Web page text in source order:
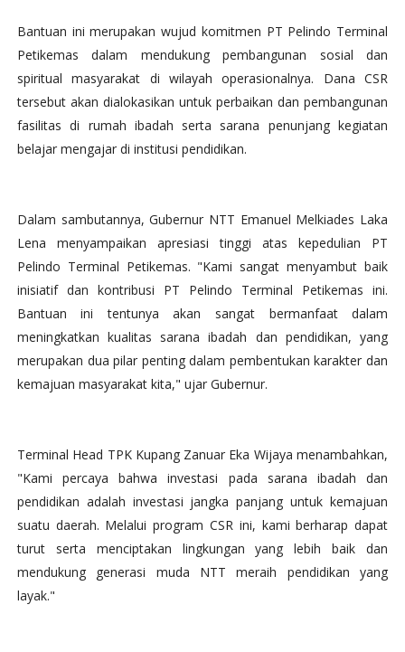
Bantuan ini merupakan wujud komitmen PT Pelindo Terminal
Petikemas dalam mendukung pembangunan sosial dan
spiritual masyarakat di wilayah operasionalnya. Dana CSR
tersebut akan dialokasikan untuk perbaikan dan pembangunan
fasilitas di rumah ibadah serta sarana penunjang kegiatan
belajar mengajar di institusi pendidikan.
Dalam sambutannya, Gubernur NTT Emanuel Melkiades Laka
Lena menyampaikan apresiasi tinggi atas kepedulian PT
Pelindo Terminal Petikemas. "Kami sangat menyambut baik
inisiatif dan kontribusi PT Pelindo Terminal Petikemas ini.
Bantuan ini tentunya akan sangat bermanfaat dalam
meningkatkan kualitas sarana ibadah dan pendidikan, yang
merupakan dua pilar penting dalam pembentukan karakter dan
kemajuan masyarakat kita," ujar Gubernur.
Terminal Head TPK Kupang Zanuar Eka Wijaya menambahkan,
"Kami percaya bahwa investasi pada sarana ibadah dan
pendidikan adalah investasi jangka panjang untuk kemajuan
suatu daerah. Melalui program CSR ini, kami berharap dapat
turut serta menciptakan lingkungan yang lebih baik dan
mendukung generasi muda NTT meraih pendidikan yang
layak."